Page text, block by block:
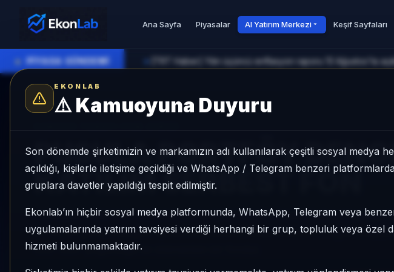
Ana Sayfa Piyasalar AI Yatırım Merkezi Keşif Sayfaları
EKONLAB
⚠️Kamuoyuna Duyuru
Son dönemde şirketimizin ve markamızın adı kullanılarak çeşitli sosyal medya
açıldığı, kişilerle iletişime geçildiği ve WhatsApp / Telegram benzeri platformlarda
gruplara davetler yapıldığı tespit edilmiştir.
Ekonlab’ın hiçbir sosyal medya platformunda, WhatsApp, Telegram veya
uygulamalarında yatırım tavsiyesi verdiği herhangi bir grup, topluluk veya özel
hizmeti bulunmamaktadır.
● PİYASA GÜNDEMİ [TRT Haber] Yılın üçüncü enflasyon raporu 13 Ağustos'ta
AI Fon Radar/ Serbest
PUSULA PORTFÖY
KATILIM SERBEST FON
PUSULA PORTFÖY DENGE KATILIM SERBEST FON, Serbest
%-10,24 getiri, kategori içinde momentum sırası 866/931, 1 aylık
KAP KAP yoğunluğu ile izlenebilen bir fondur.